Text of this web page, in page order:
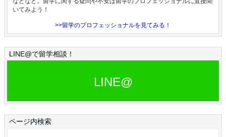
いてみよう！
>>留学のプロフェッショナルを見てみる！
LINE@で留学相談！
LINE@
ページ内検索